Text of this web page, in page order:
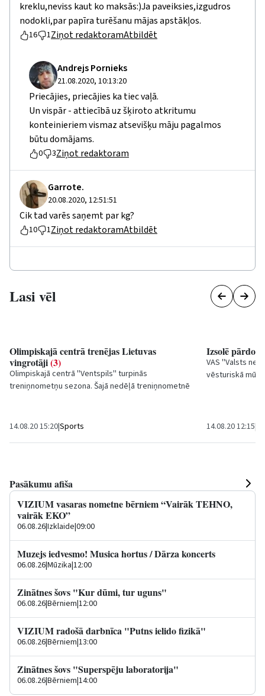
kreklu,neviss kaut ko maksās:)Ja paveiksies,izgudros
nodokli,par papīra turēšanu mājas apstākļos.
16 1Ziņot redaktoramAtbildēt
Andrejs Pornieks
21.08.2020, 10:13:20
Priecājies, priecājies ka tiec vaļā.
Un vispār - attiecībā uz šķiroto atkritumu
konteinieriem vismaz atsevišķu māju pagalmos
būtu domājams.
0 3Ziņot redaktoram
Garrote.
20.08.2020, 12:51:51
Cik tad varēs saņemt par kg?
10 1Ziņot redaktoramAtbildēt
Lasi vēl
Olimpiskajā centrā trenējas Lietuvas
vingrotāji(3)
Olimpiskajā centrā ''Ventspils'' turpinās
treniņnometņu sezona. Šajā nedēļā treniņnometnē
14.08.20 15:20|Sports
Izsolē
VAS ''Valsts
vēsturiskā
14.08.20 12:15|
Pasākumu afiša
VIZIUM vasaras nometne bērniem “Vairāk TEHNO,
vairāk EKO”
06.08.26|Izklaide|09:00
Muzejs iedvesmo! Musica hortus / Dārza koncerts
06.08.26|Mūzika|12:00
Zinātnes šovs "Kur dūmi, tur uguns"
06.08.26|Bērniem|12:00
VIZIUM radošā darbnīca "Putns ielido fizikā"
06.08.26|Bērniem|13:00
Zinātnes šovs "Superspēju laboratorija"
06.08.26|Bērniem|14:00